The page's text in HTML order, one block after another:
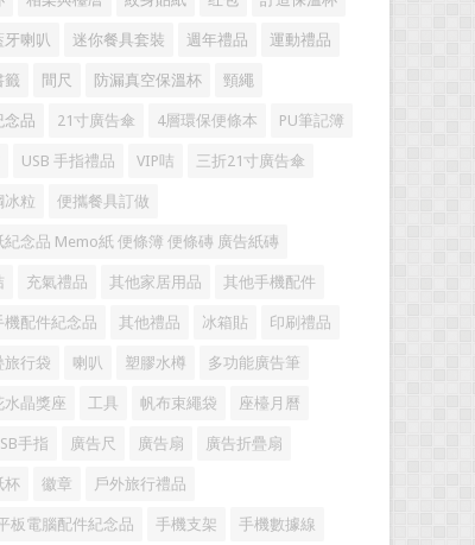
牙喇叭 迷你餐具套裝 週年禮品 運動禮品
籤 間尺 防漏真空保溫杯 頸繩
念品 21寸廣告傘 4層環保便條本 PU筆記簿
USB 手指禮品 VIP咭 三折21寸廣告傘
冰粒 便攜餐具訂做
紀念品 Memo紙 便條簿 便條磚 廣告紙磚
充氣禮品 其他家居用品 其他手機配件
機配件紀念品 其他禮品 冰箱貼 印刷禮品
旅行袋 喇叭 塑膠水樽 多功能廣告筆
水晶獎座 工具 帆布束繩袋 座檯月曆
手指 廣告尺 廣告扇 廣告折疊扇
杯 徽章 戶外旅行禮品
板電腦配件紀念品 手機支架 手機數據線